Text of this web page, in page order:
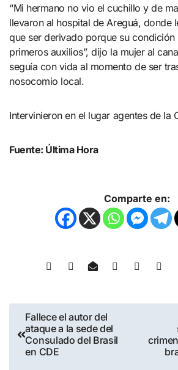
“Mi hermano no vio el cuchillo y de
llevaron al hospital de Areguá, donde
que ser derivado porque su condición
primeros auxilios”, dijo la mujer al
seguía con vida al momento de ser
nosocomio local.
Intervinieron en el lugar agentes de la
Fuente: Última Hora
Comparte en:
Fallece el autor del
ataque a la sede del
Consulado del Brasil
en CDE